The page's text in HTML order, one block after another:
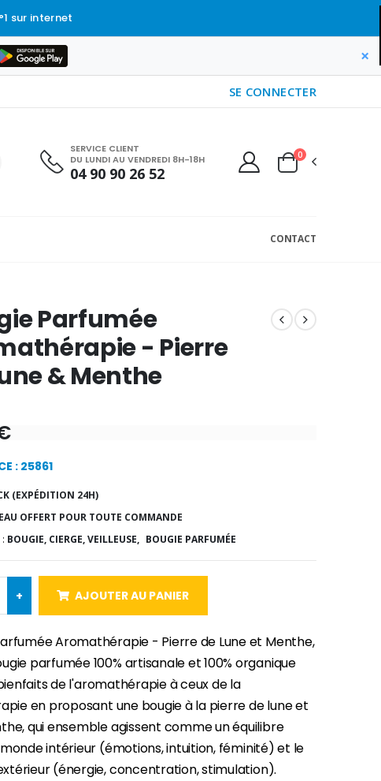
sur internet
×
SE CONNECTER
SERVICE CLIENT
DU LUNDI AU VENDREDI 8H-18H
04 90 90 26 52
0
CONTACT
Parfumée
- Pierre
& Menthe
: 25861
(EXPÉDITION 24H)
OFFERT POUR TOUTE COMMANDE
: BOUGIE, CIERGE, VEILLEUSE, BOUGIE PARFUMÉE
+ AJOUTER AU PANIER
Aromathérapie - Pierre de Lune et Menthe,
parfumée 100% artisanale et 100% organique
de l'aromathérapie à ceux de la
en proposant une bougie à la pierre de lune et
qui ensemble agissent comme un équilibre
intérieur (émotions, intuition, féminité) et le
(énergie, concentration, stimulation).